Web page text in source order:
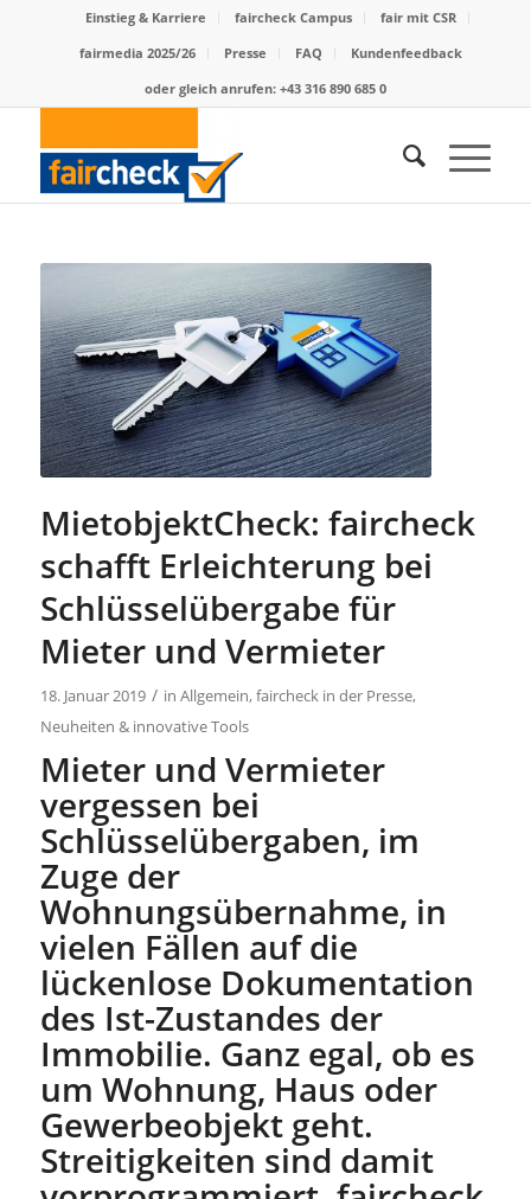
Einstieg & Karriere faircheck Campus
fair mit CSR
fairmedia 2025/26
Presse FAQ
Kundenfeedback
oder gleich anrufen: +43 316 890 685 0
MietobjektCheck: faircheck
schafft Erleichterung bei
Schlüsselübergabe für
Mieter und Vermieter
18. Januar 2019 / in Allgemein,faircheck in der Presse,
Neuheiten & innovative Tools
Mieter und Vermieter
vergessen bei
Schlüsselübergaben, im
Zuge der
Wohnungsübernahme, in
vielen Fällen auf die
lückenlose Dokumentation
des Ist-Zustandes der
Immobilie. Ganz egal, ob es
um Wohnung, Haus oder
Gewerbeobjekt geht.
Streitigkeiten sind damit